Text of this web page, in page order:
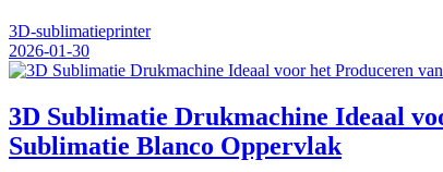
3D-sublimatieprinter
2026-01-30
3D Sublimatie Drukmachine Ideaal
Sublimatie Blanco Oppervlak